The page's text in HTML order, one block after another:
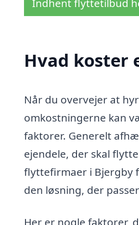
Indhent flyttetilbud
Hvad koster
Når du overvejer at
omkostningerne kan
faktorer. Generelt
ejendele, der skal
flyttefirmaer i Bjergby
den løsning, der
Her er nogle faktorer,